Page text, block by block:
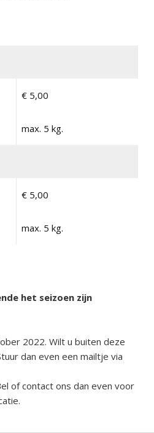
€ 5,00
max. 5 kg.
€ 5,00
max. 5 kg.
het seizoen zijn
2022. Wilt u buiten deze
dan even een mailtje via
of contact ons dan even voor